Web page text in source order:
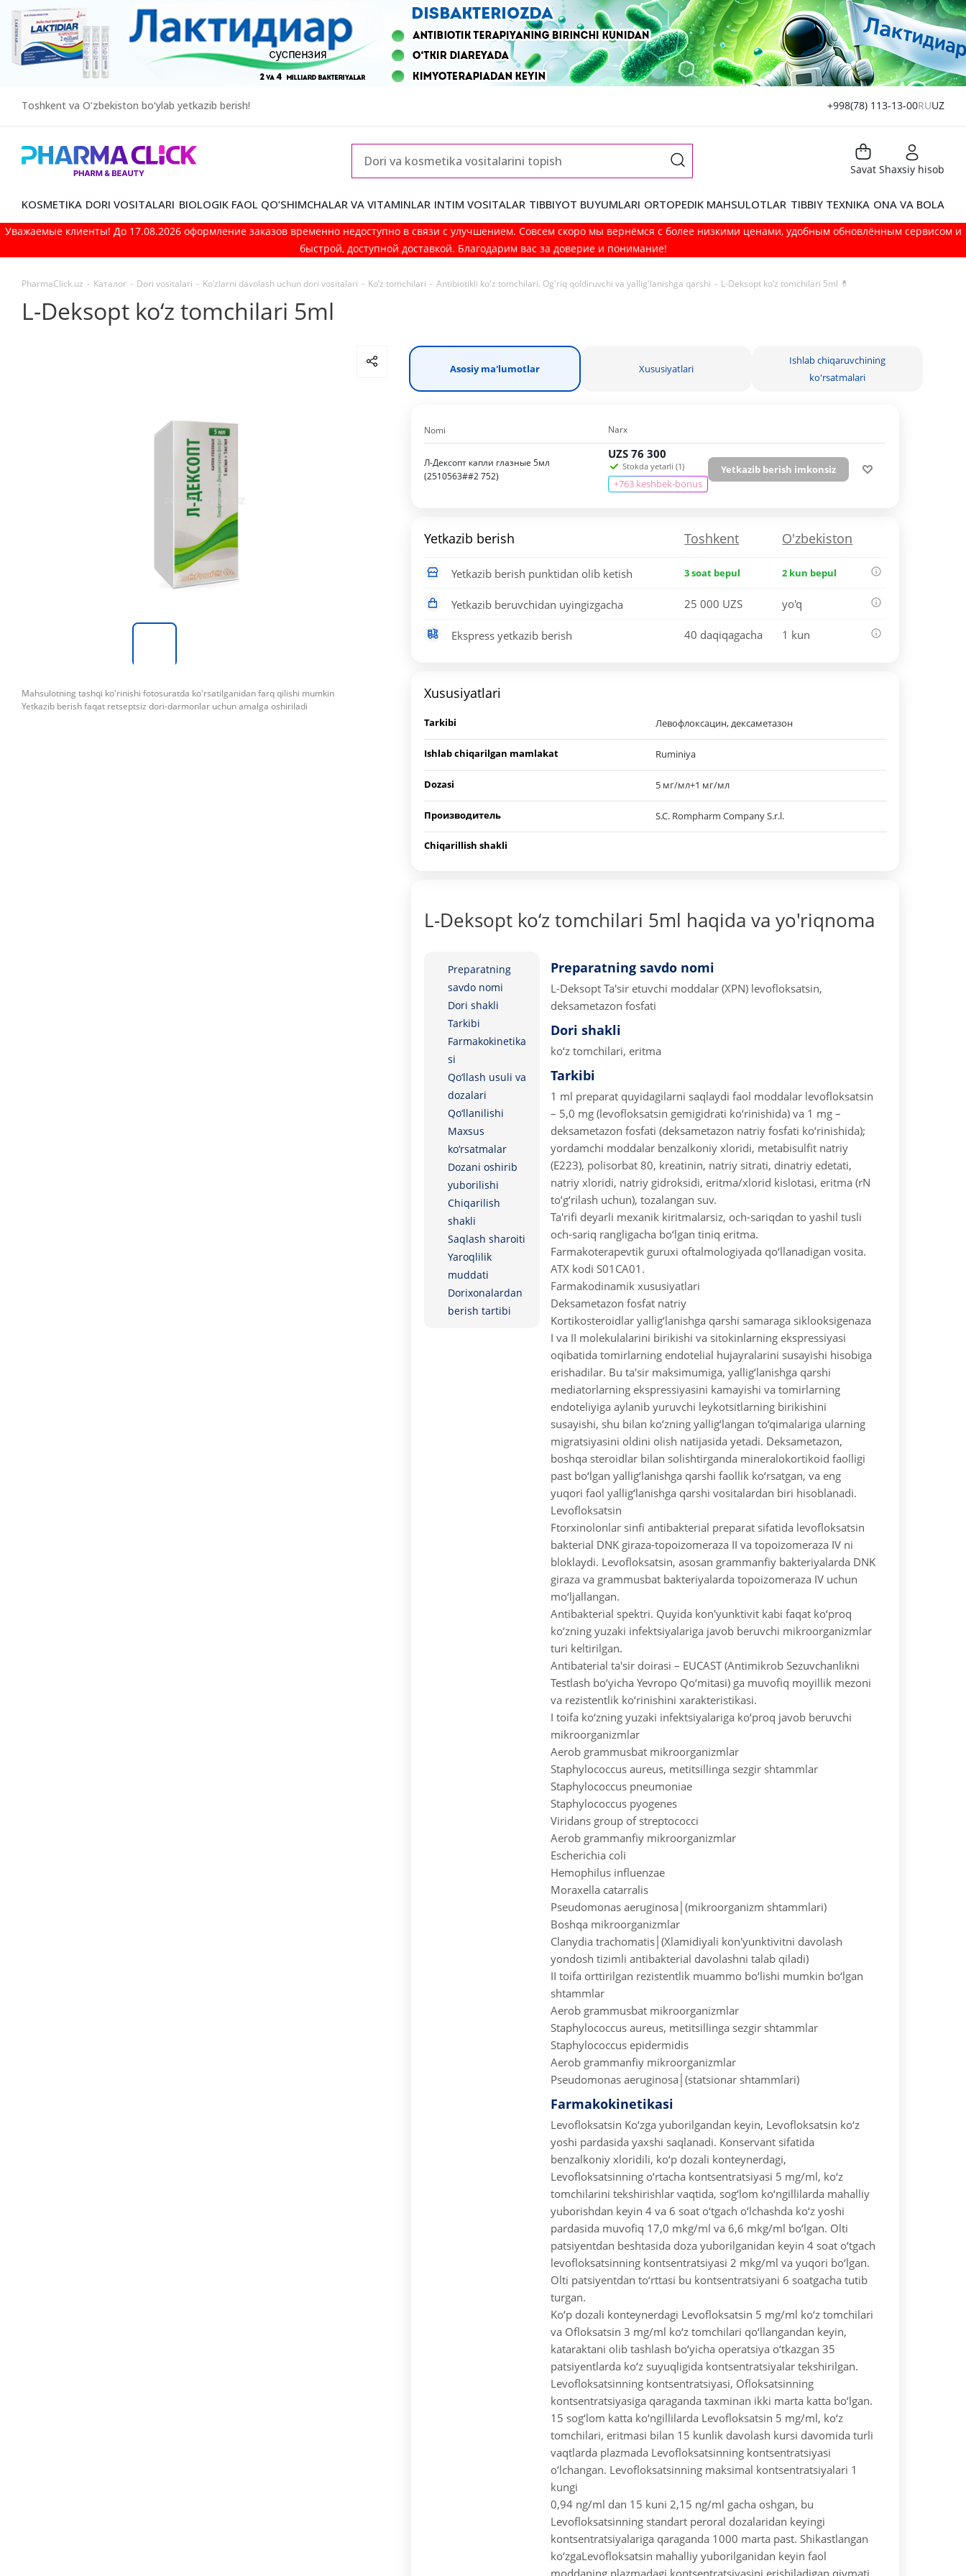
Toshkent va O‘zbekiston bo‘ylab yetkazib berish! +998(78) 113-13-00RUUZ
Savat Shaxsiy hisob
KOSMETIKA DORI VOSITALARI BIOLOGIK FAOL QO’SHIMCHALAR VA VITAMINLAR INTIM VOSITALAR TIBBIYOT BUYUMLARI ORTOPEDIK MAHSULOTLAR TIBBIY TEXNIKA ONA VA BOLA
Уважаемые клиенты! До 17.08.2026 оформление заказов временно недоступно в связи с улучшением. Совсем скоро мы вернёмся с более низкими ценами, удобным обновлённым сервисом и
быстрой, доступной доставкой. Благодарим вас за доверие и понимание!
PharmaClick.uz - Каталог - Dori vositalari - Ko’zlarni davolash uchun dori vositalari - Ko’z tomchilari - Antibiotikli ko'z tomchilari. Og'riq qoldiruvchi va yallig'lanishga qarshi - L-Deksopt ko‘z tomchilari 5ml 💊
L-Deksopt ko‘z tomchilari 5ml
Mahsulotning tashqi ko'rinishi fotosuratda ko'rsatilganidan farq qilishi mumkin
Yetkazib berish faqat retseptsiz dori-darmonlar uchun amalga oshiriladi
Asosiy ma'lumotlar Xususiyatlari
Ishlab chiqaruvchining
ko'rsatmalari
Nomi Narx
Л-Дексопт капли глазные 5мл
(2510563##2 752)
UZS76 300
Stokda yetarli (1)
+763 keshbek-bonus
Yetkazib berish imkonsiz
Yetkazib berish Toshkent O'zbekiston
Yetkazib berish punktidan olib ketish 3 soat bepul 2 kun bepul
Yetkazib beruvchidan uyingizgacha 25 000 UZS yo'q
Ekspress yetkazib berish 40 daqiqagacha 1 kun
Xususiyatlari
Tarkibi Левофлоксацин, дексаметазон
Ishlab chiqarilgan mamlakat Ruminiya
Dozasi 5 мг/мл+1 мг/мл
Производитель S.C. Rompharm Company S.r.l.
Chiqarillish shakli
L-Deksopt ko‘z tomchilari 5ml haqida va yo'riqnoma
Preparatning
savdo nomi
Dori shakli
Tarkibi
Farmakokinetika
si
Qo‘llash usuli va
dozalari
Qo‘llanilishi
Maxsus
ko‘rsatmalar
Dozani oshirib
yuborilishi
Chiqarilish
shakli
Saqlash sharoiti
Yaroqlilik
muddati
Dorixonalardan
berish tartibi
Preparatning savdo nomi
L-Deksopt Ta'sir etuvchi moddalar (XPN) levofloksatsin,
deksametazon fosfati
Dori shakli
ko‘z tomchilari, eritma
Tarkibi
1 ml preparat quyidagilarni saqlaydi faol moddalar levofloksatsin
– 5,0 mg (levofloksatsin gemigidrati ko‘rinishida) va 1 mg –
deksametazon fosfati (deksametazon natriy fosfati ko‘rinishida);
yordamchi moddalar benzalkoniy xloridi, metabisulfit natriy
(E223), polisorbat 80, kreatinin, natriy sitrati, dinatriy edetati,
natriy xloridi, natriy gidroksidi, eritma/xlorid kislotasi, eritma (rN
to‘g‘rilash uchun), tozalangan suv.
Ta'rifi deyarli mexanik kiritmalarsiz, och-sariqdan to yashil tusli
och-sariq rangligacha bo‘lgan tiniq eritma.
Farmakoterapevtik guruxi oftalmologiyada qo‘llanadigan vosita.
ATX kodi S01CA01.
Farmakodinamik xususiyatlari
Deksametazon fosfat natriy
Kortikosteroidlar yallig‘lanishga qarshi samaraga siklooksigenaza
I va II molekulalarini birikishi va sitokinlarning ekspressiyasi
oqibatida tomirlarning endotelial hujayralarini susayishi hisobiga
erishadilar. Bu ta'sir maksimumiga, yallig‘lanishga qarshi
mediatorlarning ekspressiyasini kamayishi va tomirlarning
endoteliyiga aylanib yuruvchi leykotsitlarning birikishini
susayishi, shu bilan ko‘zning yallig‘langan to‘qimalariga ularning
migratsiyasini oldini olish natijasida yetadi. Deksametazon,
boshqa steroidlar bilan solishtirganda mineralokortikoid faolligi
past bo‘lgan yallig‘lanishga qarshi faollik ko‘rsatgan, va eng
yuqori faol yallig‘lanishga qarshi vositalardan biri hisoblanadi.
Levofloksatsin
Ftorxinolonlar sinfi antibakterial preparat sifatida levofloksatsin
bakterial DNK giraza-topoizomeraza II va topoizomeraza IV ni
bloklaydi. Levofloksatsin, asosan grammanfiy bakteriyalarda DNK
giraza va grammusbat bakteriyalarda topoizomeraza IV uchun
mo‘ljallangan.
Antibakterial spektri. Quyida kon'yunktivit kabi faqat ko‘proq
ko‘zning yuzaki infektsiyalariga javob beruvchi mikroorganizmlar
turi keltirilgan.
Antibaterial ta'sir doirasi – EUCAST (Antimikrob Sezuvchanlikni
Testlash bo‘yicha Yevropo Qo‘mitasi) ga muvofiq moyillik mezoni
va rezistentlik ko‘rinishini xarakteristikasi.
I toifa ko‘zning yuzaki infektsiyalariga ko‘proq javob beruvchi
mikroorganizmlar
Aerob grammusbat mikroorganizmlar
Staphylococcus aureus, metitsillinga sezgir shtammlar
Staphylococcus pneumoniae
Staphylococcus pyogenes
Viridans group of streptococci
Aerob grammanfiy mikroorganizmlar
Escherichia coli
Hemophilus influenzae
Moraxella catarralis
Pseudomonas aeruginosa│(mikroorganizm shtammlari)
Boshqa mikroorganizmlar
Clanydia trachomatis│(Xlamidiyali kon'yunktivitni davolash
yondosh tizimli antibakterial davolashni talab qiladi)
II toifa orttirilgan rezistentlik muammo bo‘lishi mumkin bo‘lgan
shtammlar
Aerob grammusbat mikroorganizmlar
Staphylococcus aureus, metitsillinga sezgir shtammlar
Staphylococcus epidermidis
Aerob grammanfiy mikroorganizmlar
Pseudomonas aeruginosa│(statsionar shtammlari)
Farmakokinetikasi
Levofloksatsin Ko‘zga yuborilgandan keyin, Levofloksatsin ko‘z
yoshi pardasida yaxshi saqlanadi. Konservant sifatida
benzalkoniy xloridili, ko‘p dozali konteynerdagi,
Levofloksatsinning o‘rtacha kontsentratsiyasi 5 mg/ml, ko‘z
tomchilarini tekshirishlar vaqtida, sog‘lom ko‘ngillilarda mahalliy
yuborishdan keyin 4 va 6 soat o‘tgach o‘lchashda ko‘z yoshi
pardasida muvofiq 17,0 mkg/ml va 6,6 mkg/ml bo‘lgan. Olti
patsiyentdan beshtasida doza yuborilganidan keyin 4 soat o‘tgach
levofloksatsinning kontsentratsiyasi 2 mkg/ml va yuqori bo‘lgan.
Olti patsiyentdan to‘rttasi bu kontsentratsiyani 6 soatgacha tutib
turgan.
Ko‘p dozali konteynerdagi Levofloksatsin 5 mg/ml ko‘z tomchilari
va Ofloksatsin 3 mg/ml ko‘z tomchilari qo‘llangandan keyin,
kataraktani olib tashlash bo‘yicha operatsiya o‘tkazgan 35
patsiyentlarda ko‘z suyuqligida kontsentratsiyalar tekshirilgan.
Levofloksatsinning kontsentratsiyasi, Ofloksatsinning
kontsentratsiyasiga qaraganda taxminan ikki marta katta bo‘lgan.
15 sog‘lom katta ko‘ngillilarda Levofloksatsin 5 mg/ml, ko‘z
tomchilari, eritmasi bilan 15 kunlik davolash kursi davomida turli
vaqtlarda plazmada Levofloksatsinning kontsentratsiyasi
o‘lchangan. Levofloksatsinning maksimal kontsentratsiyalari 1
kungi
0,94 ng/ml dan 15 kuni 2,15 ng/ml gacha oshgan, bu
Levofloksatsinning standart peroral dozalaridan keyingi
kontsentratsiyalariga qaraganda 1000 marta past. Shikastlangan
ko‘zgaLevofloksatsin mahalliy yuborilganidan keyin faol
moddaning plazmadagi kontsentratsiyasini erishiladigan qiymati